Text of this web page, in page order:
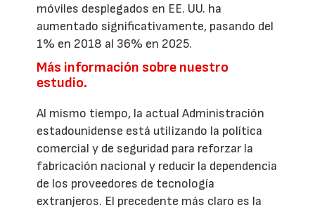
móviles desplegados en EE. UU. ha
aumentado significativamente, pasando del
1% en 2018 al 36% en 2025.
Más información sobre nuestro
estudio.
Al mismo tiempo, la actual Administración
estadounidense está utilizando la política
comercial y de seguridad para reforzar la
fabricación nacional y reducir la dependencia
de los proveedores de tecnología
extranjeros. El precedente más claro es la